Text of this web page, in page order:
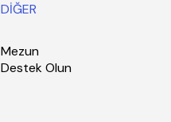
DİĞER
Mezun
Destek Olun